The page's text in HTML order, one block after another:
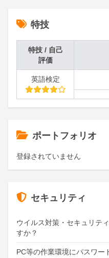
特技
特技 / 自己
評価
英語検定
ポートフォリオ
登録されていません
セキュリティ
ウイルス対策・セキュリテ
すか？
PC等の作業環境にパスワー